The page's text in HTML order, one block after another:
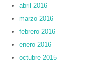
abril 2016
marzo 2016
febrero 2016
enero 2016
octubre 2015